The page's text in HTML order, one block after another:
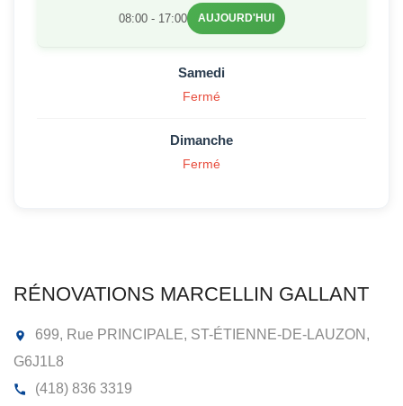
08:00 - 17:00 AUJOURD'HUI
Samedi
Fermé
Dimanche
Fermé